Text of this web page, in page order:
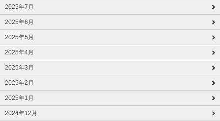
2025年7月
2025年6月
2025年5月
2025年4月
2025年3月
2025年2月
2025年1月
2024年12月